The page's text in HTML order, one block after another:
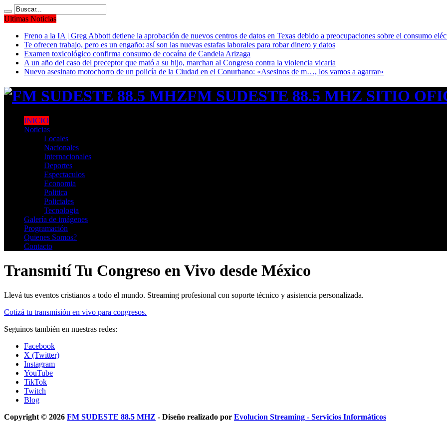
Ultimas Noticias
Freno a la IA | Greg Abbott detiene la aprobación de nuevos centros de datos en Texas debido a preocupaciones sobre el consumo
Te ofrecen trabajo, pero es un engaño: así son las nuevas estafas laborales para robar dinero y datos
Examen toxicológico confirma consumo de cocaína de Candela Arizaga
A un año del caso del preceptor que mató a su hijo, marchan al Congreso contra la violencia vicaria
Nuevo asesinato motochorro de un policía de la Ciudad en el Conurbano: «Asesinos de m…, los vamos a agarrar»
FM SUDESTE 88.5 MHZ SITIO
INICIO
Noticias
Locales
Nacionales
Internacionales
Deportes
Espectaculos
Economia
Politica
Policiales
Tecnologia
Galería de imágenes
Programación
Quienes Somos?
Contacto
Transmití Tu Congreso en Vivo desde México
Llevá tus eventos cristianos a todo el mundo. Streaming profesional con soporte técnico y asistencia personalizada.
Cotizá tu transmisión en vivo para congresos.
Seguinos también en nuestras redes:
Facebook
X (Twitter)
Instagram
YouTube
TikTok
Twitch
Blog
Copyright © 2026 FM SUDESTE 88.5 MHZ - Diseño realizado por Evolucion Streaming - Servicios Informáticos